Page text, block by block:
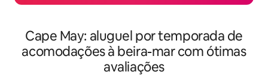
Cape May: aluguel por temporada de
acomodações à beira-mar com ótimas
avaliações